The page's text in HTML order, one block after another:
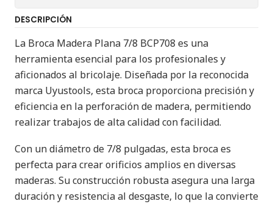
DESCRIPCIÓN
La Broca Madera Plana 7/8 BCP708 es una
herramienta esencial para los profesionales y
aficionados al bricolaje. Diseñada por la reconocida
marca Uyustools, esta broca proporciona precisión y
eficiencia en la perforación de madera, permitiendo
realizar trabajos de alta calidad con facilidad.
Con un diámetro de 7/8 pulgadas, esta broca es
perfecta para crear orificios amplios en diversas
maderas. Su construcción robusta asegura una larga
duración y resistencia al desgaste, lo que la convierte